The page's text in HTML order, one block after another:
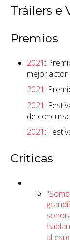
Tráilers e
Premios
2021 :
mejor actor
2021 :
2021 :
de
2021 :
Críticas
al